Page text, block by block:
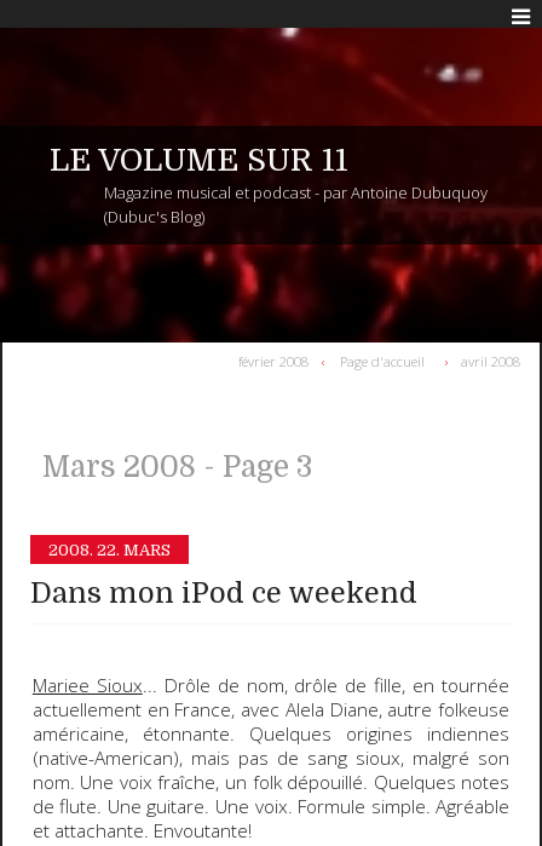
LE VOLUME SUR 11
Magazine musical et podcast - par Antoine Dubuquoy
(Dubuc's Blog)
février 2008 Page d'accueil avril 2008
Mars 2008 - Page 3
2008. 22. MARS
Dans mon iPod ce weekend
Mariee Sioux... Drôle de nom, drôle de fille, en tournée
actuellement en France, avec Alela Diane, autre folkeuse
américaine, étonnante. Quelques origines indiennes
(native-American), mais pas de sang sioux, malgré son
nom. Une voix fraîche, un folk dépouillé. Quelques notes
de flute. Une guitare. Une voix. Formule simple. Agréable
et attachante. Envoutante!